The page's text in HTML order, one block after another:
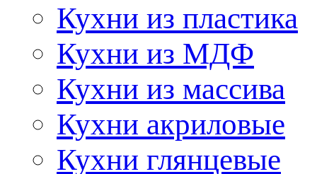
Кухни из пластика
Кухни из МДФ
Кухни из массива
Кухни акриловые
Кухни глянцевые